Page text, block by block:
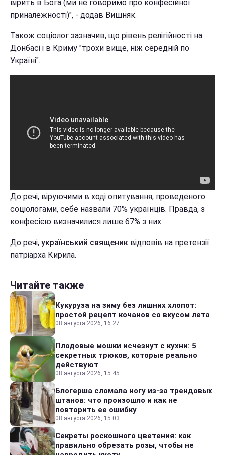
вірить в Бога (ми не говоримо про конфесійної
приналежності)", - додав Вишняк.
Також соціолог зазначив, що рівень релігійності на
Донбасі і в Криму "трохи вище, ніж середній по
Україні".
До речі, віруючими в ході опитування, проведеного
соціологами, себе назвали 70% українців. Правда, з
конфесією визначилися лише 67% з них.
До речі, український священик відповів на претензії
патріарха Кирила.
Читайте также
Кукуруза на зиму без лишних хлопот:
простой рецепт кочанов со вкусом лета
08 августа 2026, 16:27
Плодовые мошки исчезнут с кухни: 5
секретных трюков, которые реально
действуют
08 августа 2026, 15:45
Блогерша сломала ногу из-за трендовых
штанов: что произошло и как не
повторить ее ошибку
08 августа 2026, 15:03
Секреты роскошного цветения: как
правильно обрезать розы, чтобы не